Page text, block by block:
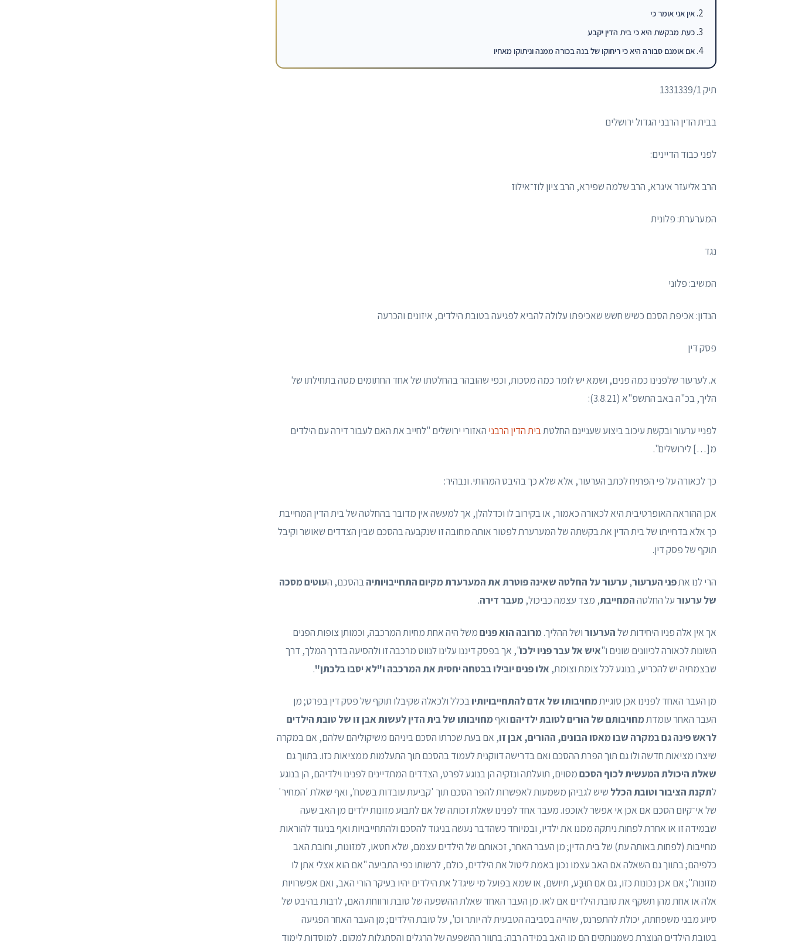
אין אני אומר כי
כעת מבקשת היא כי בית הדין יקבע
אם אומנם סבורה היא כי ריחוקו של בנה בכורה ממנה וניתוקו מאחיו
תיק 1331339/1
בבית הדין הרבני הגדול ירושלים
לפני כבוד הדיינים:
הרב אליעזר איגרא, הרב שלמה שפירא, הרב ציון לוז־אילוז
המערערת: פלונית
נגד
המשיב: פלוני
הנדון: אכיפת הסכם כשיש חשש שאכיפתו עלולה להביא לפגיעה בטובת הילדים, איזונים והכרעה
פסק דין
א. לערעור שלפנינו כמה פנים, ושמא יש לומר כמה מסכות, וכפי שהובהר בהחלטתו של אחד החתומים מטה בתחילתו של
הליך, בכ"ה באב התשפ"א (3.8.21):
לפניי ערעור ובקשת עיכוב ביצוע שעניינם החלטתבית הדין הרבני האזורי ירושלים "לחייב את האם לעבור דירה עם הילדים
מ[…] לירושלים".
כך לכאורה על פי הפתיח לכתב הערעור, אלא שלא כך בהיבט המהותי. ונבהיר:
אכן ההוראה האופרטיבית היא לכאורה כאמור, או בקירוב לו וכדלהלן, אך למעשה אין מדובר בהחלטה של בית הדין המחייבת
כך אלא בדחייתו של בית הדין את בקשתה של המערערת לפטור אותה מחובה זו שנקבעה בהסכם שבין הצדדים שאושר וקיבל
תוקף של פסק דין.
הרי לנו אתפני הערעור, ערעור על החלטה שאינה פוטרת את המערערת מקיום התחייבויותיהבהסכם, העוטים מסכה
של ערעורעל החלטההמחייבת, מצד עצמה כביכול, מעברדירה.
אך אין אלה פניו היחידות שלהערעורושל ההליך. מרובה הוא פניםמשל היה אחת מחיות המרכבה, וכמותן צופות הפנים
השונות לכאורה לכיוונים שונים ו"איש אל עבר פניו ילכו", אך בפסק דיננו עלינו לנווט מרכבה זו ולהסיעה בדרך המלך, דרך
שבצמתיה יש להכריע, בנוגע לכל צומת וצומת, אלו פנים יובילו בבטחה יחסית את המרכבה ו"לא יסבו בלכתן".
מן העבר האחד לפנינו אכן סוגייתמחויבותו של אדם להתחייבויותיובכלל ולכאלה שקיבלו תוקף של פסק דין בפרט; מן
העבר האחר עומדתמחויבותם של הורים לטובת ילדיהםואףמחויבותו של בית הדין לעשות אבן זו של טובת הילדים
לראש פינה גם במקרה שבו מאסו הבונים, ההורים, אבן זו, אם בעת שכרתו הסכם ביניהם משיקוליהם שלהם, אם במקרה
שיצרו מציאות חדשה ולו גם תוך הפרת ההסכם ואם בדרישה דווקנית לעמוד בהסכם תוך התעלמות ממציאות כזו. בתווך גם
שאלת היכולת המעשית לכוף הסכםמסוים, תועלתה ונזקיה הן בנוגע לפרט, הצדדים המתדיינים לפנינו וילדיהם, הן בנוגע
לתקנת הציבור וטובת הכלל שיש לגביהן משמעות לאפשרות להפר הסכם תוך 'קביעת עובדות בשטח', ואף שאלת 'המחיר'
של אי־קיום הסכם אם אכן אי אפשר לאוכפו. מעבר אחד לפנינו שאלת זכותה של אם לתבוע מזונות ילדים מן האב שעה
שבמידה זו או אחרת לפחות ניתקה ממנו את ילדיו, ובמיוחד כשהדבר נעשה בניגוד להסכם ולהתחייבויות ואף בניגוד להוראות
מחייבות (לפחות באותה עת) של בית הדין; מן העבר האחר, זכאותם של הילדים עצמם, שלא חטאו, למזונות, וחובת האב
כלפיהם; בתווך גם השאלה אם האב עצמו נכון באמת ליטול את הילדים, כולם, לרשותו כפי התביעה "אם הוא אצלי אתן לו
מזונות"; אם אכן נכונות כזו, גם אם תוּבָּע, תיושם, או שמא בפועל מי שיגדל את הילדים יהיו בעיקר הורי האב, ואם אפשרויות
אלה או אחת מהן תשקף את טובת הילדים אם לאו. מן העבר האחד שאלת ההשפעה של טובת ורווחת האם, לרבות בהיבט של
סיוע מבני משפחתה, יכולת להתפרנס, שהייה בסביבה הטבעית לה יותר וכו', על טובת הילדים; מן העבר האחר הפגיעה
בטובת הילדים הנוצרת כשמנותקים הם מן האב במידה רבה; בתווך ההשפעה של הרגלים והסתגלות למקום, למוסדות לימוד